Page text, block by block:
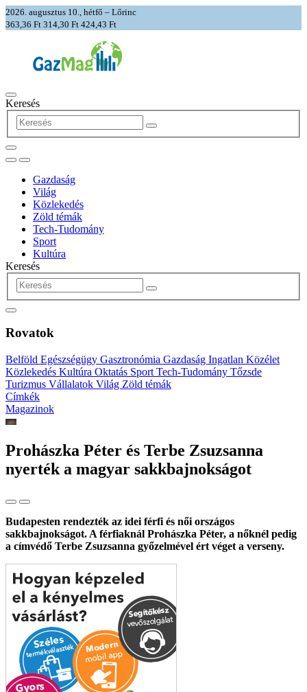
2026. augusztus 10., hétfő – Lőrinc
363,36 Ft 314,30 Ft 424,43 Ft
Keresés
Gazdaság
Világ
Közlekedés
Zöld témák
Tech-Tudomány
Sport
Kultúra
Keresés
Rovatok
Belföld Egészségügy Gasztronómia Gazdaság Ingatlan Közélet
Közlekedés Kultúra Oktatás Sport Tech-Tudomány Tőzsde
Turizmus Vállalatok Világ Zöld témák
Címkék
Magazinok
Prohászka Péter és Terbe Zsuzsanna
nyerték a magyar sakkbajnokságot
Budapesten rendezték az idei férfi és női országos
sakkbajnokságot. A férfiaknál Prohászka Péter, a nőknél pedig
a címvédő Terbe Zsuzsanna győzelmével ért véget a verseny.